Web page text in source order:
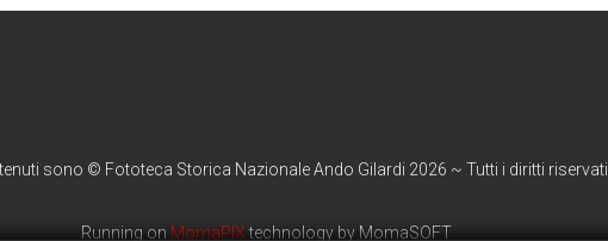
sono © Fototeca Storica Nazionale Ando Gilardi 2026 ~ Tutti i diritti riservati
Running on MomaPIXtechnology by MomaSOFT